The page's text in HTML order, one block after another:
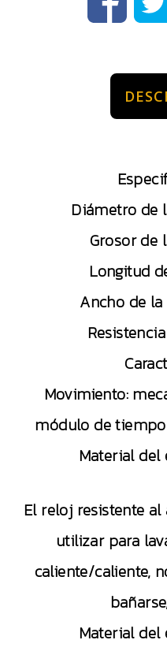
Diámetro de
Grosor de
Longitud
Ancho de
Movimiento:
módulo de
Material del
El reloj resistente
utilizar para
caliente/caliente,
Material del